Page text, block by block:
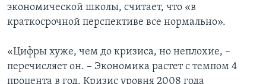
экономической школы, считает, что «в
краткосрочной перспективе все нормально».
«Цифры хуже, чем до кризиса, но неплохие, –
перечисляет он. – Экономика растет с темпом 4
процента в год. Кризис уровня 2008 года